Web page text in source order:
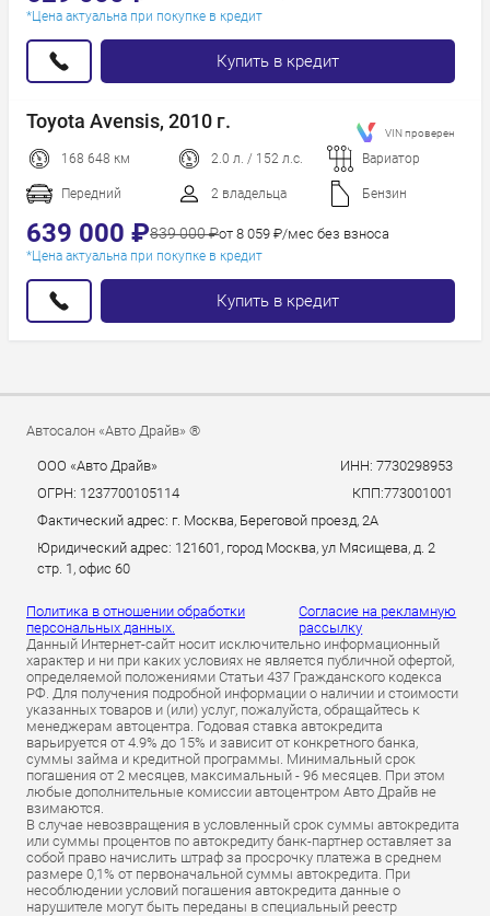
Год старше
*Цена актуальна при покупке в кредит
Купить в кредит
Toyota Avensis, 2010 г.
168 648 км 2.0 л. / 152 л.с. Вариатор
Передний 2 владельца Бензин
639 000 ₽839 000 ₽от 8 059 ₽/мес без взноса
*Цена актуальна при покупке в кредит
Купить в кредит
VIN проверен
Автосалон «Авто Драйв» ®
ООО «Авто Драйв»
ИНН: 7730298953
ОГРН: 1237700105114
КПП:773001001
Фактический адрес: г. Москва, Береговой проезд, 2А
Юридический адрес: 121601, город Москва, ул Мясищева, д. 2
стр. 1, офис 60
Политика в отношении обработки
персональных данных.
Согласие на рекламную
рассылку
Данный Интернет-сайт носит исключительно информационный
характер и ни при каких условиях не является публичной офертой,
определяемой положениями Статьи 437 Гражданского кодекса
РФ. Для получения подробной информации о наличии и стоимости
указанных товаров и (или) услуг, пожалуйста, обращайтесь к
менеджерам автоцентра. Годовая ставка автокредита
варьируется от 4.9% до 15% и зависит от конкретного банка,
суммы займа и кредитной программы. Минимальный срок
погашения от 2 месяцев, максимальный - 96 месяцев. При этом
любые дополнительные комиссии автоцентром Авто Драйв не
взимаются.
В случае невозвращения в условленный срок суммы автокредита
или суммы процентов по автокредиту банк-партнер оставляет за
собой право начислить штраф за просрочку платежа в среднем
размере 0,1% от первоначальной суммы автокредита. При
несоблюдении условий погашения автокредита данные о
нарушителе могут быть переданы в специальный реестр